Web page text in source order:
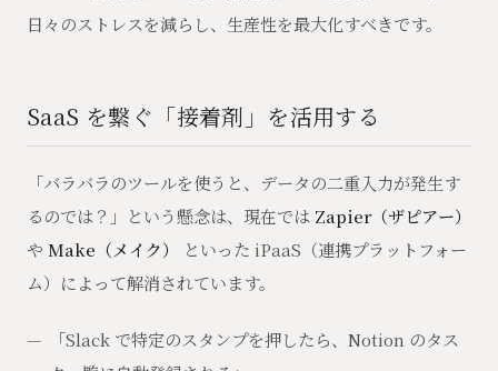
日々のストレスを減らし、生産性を最大化すべきです。
SaaS を繋ぐ「接着剤」を活用する
「バラバラのツールを使うと、データの二重入力が発生す
るのでは？」という懸念は、現在では Zapier（ザピアー）
や Make（メイク）
といった iPaaS（連携プラットフォー
ム）によって解消されています。
「Slack で特定のスタンプを押したら、Notion のタス